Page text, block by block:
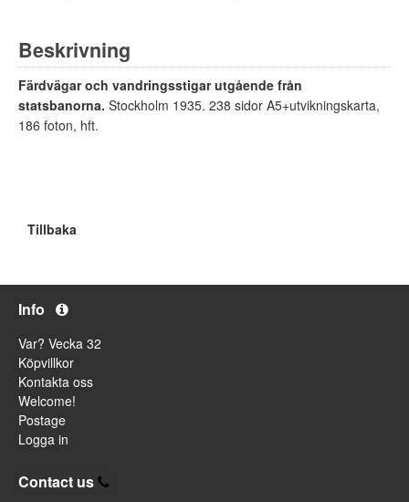
Beskrivning
Färdvägar och vandringsstigar utgående från
statsbanorna. Stockholm 1935. 238 sidor A5+utvikningskarta,
186 foton, hft.
Tillbaka
Info
Var? Vecka 32
Köpvillkor
Kontakta oss
Welcome!
Postage
Logga in
Contact us